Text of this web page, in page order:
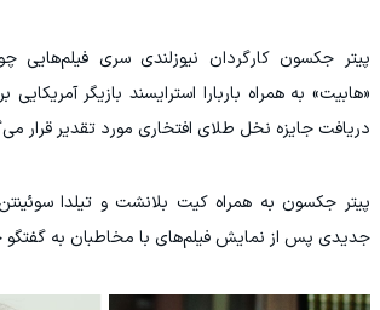
پیتر جکسون کارگردان نیوزلندی سری فیلم‌هایی
«هابیت» به همراه باربارا استرایسند بازیگر آمریکایی
دریافت جایزه نخل طلای افتخاری مورد تقدیر قرار
پیتر جکسون به همراه کیت بلانشت و تیلدا
جدیدی پس از نمایش فیلم‌های با مخاطبان به